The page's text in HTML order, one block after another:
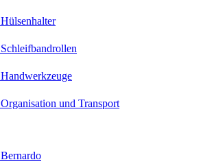
Hülsenhalter
Schleifbandrollen
Handwerkzeuge
Organisation und Transport
Bernardo